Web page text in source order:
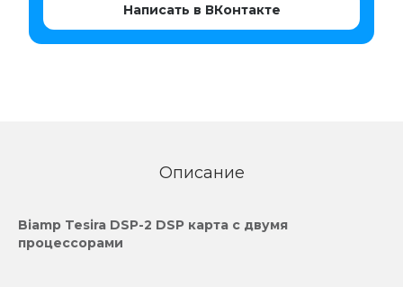
Написать в ВКонтакте
Описание
Biamp Tesira DSP-2 DSP карта с двумя
процессорами